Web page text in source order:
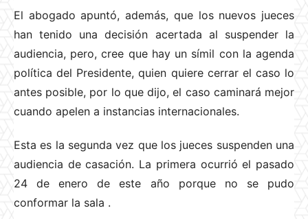
El abogado apuntó, además, que los nuevos jueces
han tenido una decisión acertada al suspender la
audiencia, pero, cree que hay un símil con la agenda
política del Presidente, quien quiere cerrar el caso lo
antes posible, por lo que dijo, el caso caminará mejor
cuando apelen a instancias internacionales.
Esta es la segunda vez que los jueces suspenden una
audiencia de casación. La primera ocurrió el pasado
24 de enero de este año porque no se pudo
conformar la sala .